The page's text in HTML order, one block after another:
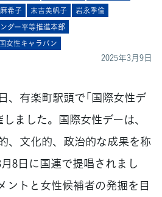
希子 末吉美帆子
岩永季倫
ダー平等推進本部
女性キャラバン
2025年3月9日
、有楽町駅頭で「国際女性デ
ました。国際女性デーは、
、文化的、政治的な成果を称
8日に国連で提唱されまし
ントと女性候補者の発掘を目